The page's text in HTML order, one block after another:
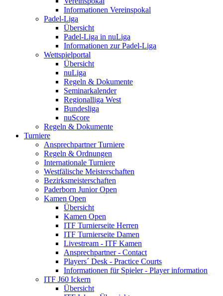
Informationen Vereinspokal
Padel-Liga
Übersicht
Padel-Liga in nuLiga
Informationen zur Padel-Liga
Wettspielportal
Übersicht
nuLiga
Regeln & Dokumente
Seminarkalender
Regionalliga West
Bundesliga
nuScore
Regeln & Dokumente
Turniere
Ansprechpartner Turniere
Regeln & Ordnungen
Internationale Turniere
Westfälische Meisterschaften
Bezirksmeisterschaften
Paderborn Junior Open
Kamen Open
Übersicht
Kamen Open
ITF Turnierseite Herren
ITF Turnierseite Damen
Livestream - ITF Kamen
Ansprechpartner - Contact
Players´ Desk - Practice Courts
Informationen für Spieler - Player information
ITF J60 Ickern
Übersicht